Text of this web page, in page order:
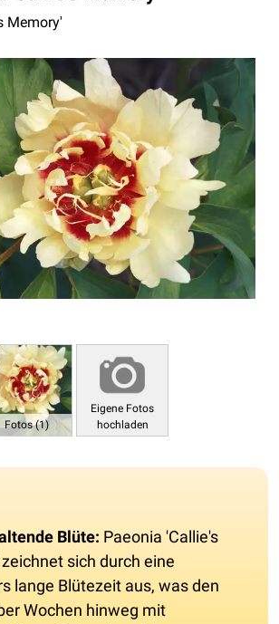
Memory'
Fotos (1)
Eigene Fotos
hochladen
Blüte: Paeonia 'Callie's
sich durch eine
lange Blütezeit aus, was den
Wochen hinweg mit